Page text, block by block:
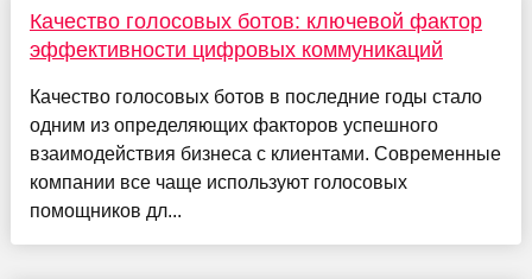
Качество голосовых ботов: ключевой фактор
эффективности цифровых коммуникаций
Качество голосовых ботов в последние годы стало
одним из определяющих факторов успешного
взаимодействия бизнеса с клиентами. Современные
компании все чаще используют голосовых
помощников дл...